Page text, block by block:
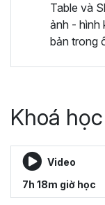
Table và
ảnh - hình
bản trong
Khoá
Video
7h 18m giờ học